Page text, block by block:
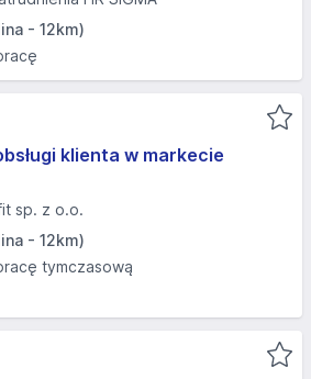
- 12km)
klienta w markecie
sp. z o.o.
- 12km)
tymczasową